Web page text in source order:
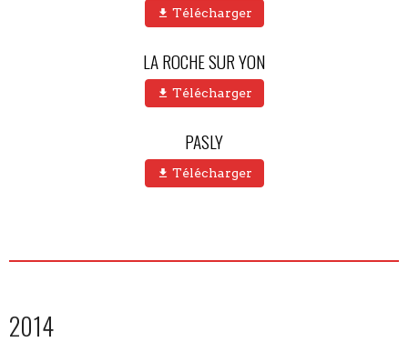
Télécharger
LA ROCHE SUR YON
Télécharger
PASLY
Télécharger
2014